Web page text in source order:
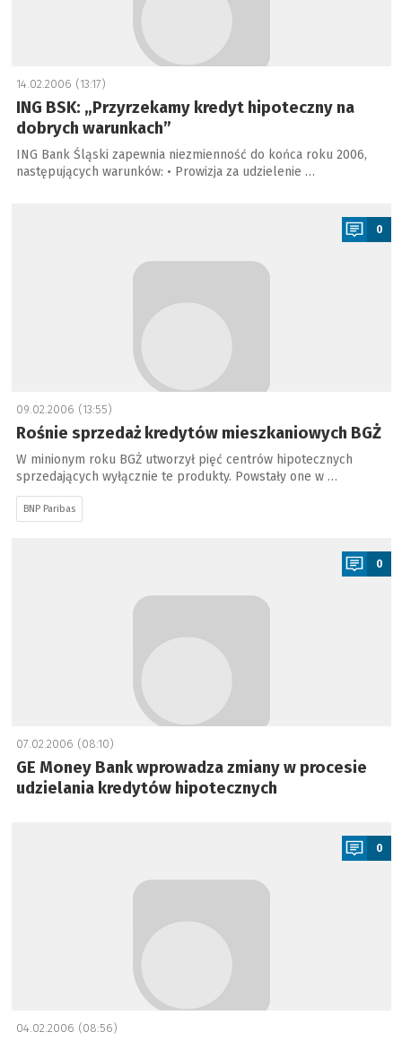
14.02.2006 (13:17)
ING BSK: „Przyrzekamy kredyt hipoteczny na
dobrych warunkach”
ING Bank Śląski zapewnia niezmienność do końca roku 2006,
następujących warunków: • Prowizja za udzielenie …
0
09.02.2006 (13:55)
Rośnie sprzedaż kredytów mieszkaniowych BGŻ
W minionym roku BGŻ utworzył pięć centrów hipotecznych
sprzedających wyłącznie te produkty. Powstały one w …
BNP Paribas
0
07.02.2006 (08:10)
GE Money Bank wprowadza zmiany w procesie
udzielania kredytów hipotecznych
0
04.02.2006 (08:56)